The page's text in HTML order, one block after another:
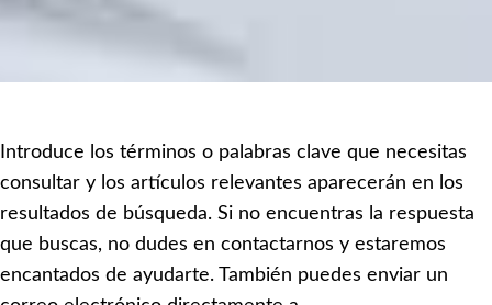
Introduce los términos o palabras clave que necesitas
consultar y los artículos relevantes aparecerán en los
resultados de búsqueda. Si no encuentras la respuesta
que buscas, no dudes en contactarnos y estaremos
encantados de ayudarte. También puedes enviar un